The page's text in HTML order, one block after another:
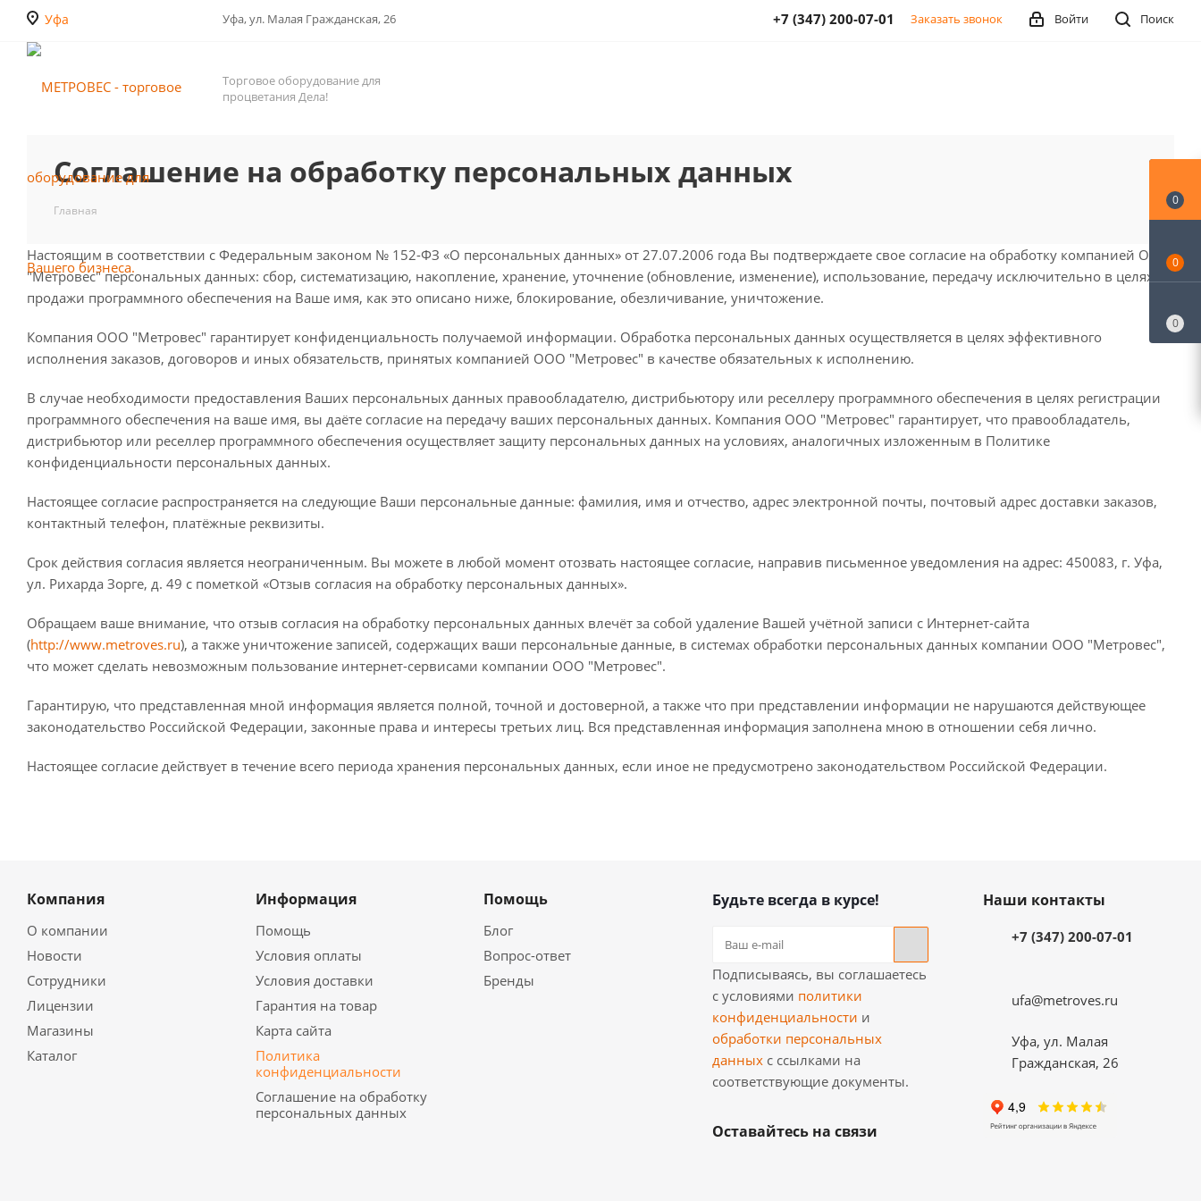
Уфа Уфа, ул. Малая Гражданская, 26 Поиск
Войти
+7 (347) 200-07-01 Заказать звонок
Торговое оборудование для
процветания Дела!
Соглашение на обработку персональных данных
Главная
Настоящим в соответствии с Федеральным законом № 152-ФЗ «О персональных данных» от 27.07.2006 года Вы подтверждаете свое согласие на обработку компанией ООО
"Метровес" персональных данных: сбор, систематизацию, накопление, хранение, уточнение (обновление, изменение), использование, передачу исключительно в целях
продажи программного обеспечения на Ваше имя, как это описано ниже, блокирование, обезличивание, уничтожение.
Компания ООО "Метровес" гарантирует конфиденциальность получаемой информации. Обработка персональных данных осуществляется в целях эффективного
исполнения заказов, договоров и иных обязательств, принятых компанией ООО "Метровес" в качестве обязательных к исполнению.
В случае необходимости предоставления Ваших персональных данных правообладателю, дистрибьютору или реселлеру программного обеспечения в целях регистрации
программного обеспечения на ваше имя, вы даёте согласие на передачу ваших персональных данных. Компания ООО "Метровес" гарантирует, что правообладатель,
дистрибьютор или реселлер программного обеспечения осуществляет защиту персональных данных на условиях, аналогичных изложенным в Политике
конфиденциальности персональных данных.
Настоящее согласие распространяется на следующие Ваши персональные данные: фамилия, имя и отчество, адрес электронной почты, почтовый адрес доставки заказов,
контактный телефон, платёжные реквизиты.
Срок действия согласия является неограниченным. Вы можете в любой момент отозвать настоящее согласие, направив письменное уведомления на адрес: 450083, г. Уфа,
ул. Рихарда Зорге, д. 49 с пометкой «Отзыв согласия на обработку персональных данных».
Обращаем ваше внимание, что отзыв согласия на обработку персональных данных влечёт за собой удаление Вашей учётной записи с Интернет-сайта
(http://www.metroves.ru), а также уничтожение записей, содержащих ваши персональные данные, в системах обработки персональных данных компании ООО "Метровес",
что может сделать невозможным пользование интернет-сервисами компании ООО "Метровес".
Гарантирую, что представленная мной информация является полной, точной и достоверной, а также что при представлении информации не нарушаются действующее
законодательство Российской Федерации, законные права и интересы третьих лиц. Вся представленная информация заполнена мною в отношении себя лично.
Настоящее согласие действует в течение всего периода хранения персональных данных, если иное не предусмотрено законодательством Российской Федерации.
Компания
О компании
Новости
Сотрудники
Лицензии
Магазины
Каталог
Информация
Помощь
Условия оплаты
Условия доставки
Гарантия на товар
Карта сайта
Политика
конфиденциальности
Соглашение на обработку
персональных данных
Помощь
Блог
Вопрос-ответ
Бренды
Будьте всегда в курсе!
Подписываясь, вы соглашаетесь
с условиями политики
конфиденциальности и
обработки персональных
данныхс ссылками на
соответствующие документы.
Оставайтесь на связи
Наши контакты
+7 (347) 200-07-01
ufa@metroves.ru
Уфа, ул. Малая
Гражданская, 26
0
0
0